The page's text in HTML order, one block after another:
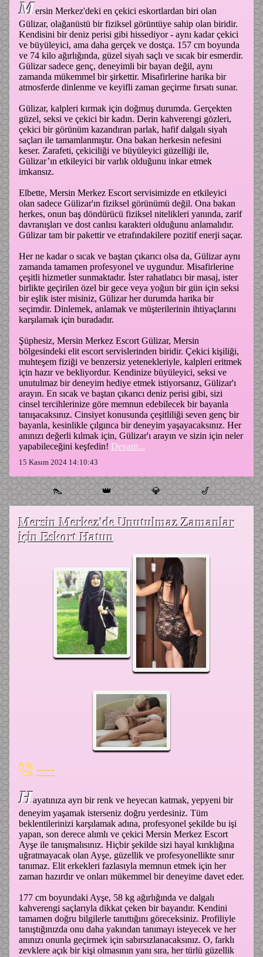
Mersin Merkez'deki en çekici eskortlardan biri olan
Gülizar, olağanüstü bir fiziksel görüntüye sahip olan biridir.
Kendisini bir deniz perisi gibi hissediyor - aynı kadar çekici
ve büyüleyici, ama daha gerçek ve dostça. 157 cm boyunda
ve 74 kilo ağırlığında, güzel siyah saçlı ve sıcak bir esmerdir.
Gülizar sadece genç, deneyimli bir bayan değil, aynı
zamanda mükemmel bir şirkettir. Misafirlerine harika bir
atmosferde dinlenme ve keyifli zaman geçirme fırsatı sunar.
Gülizar, kalpleri kırmak için doğmuş durumda. Gerçekten
güzel, seksi ve çekici bir kadın. Derin kahverengi gözleri,
çekici bir görünüm kazandıran parlak, hafif dalgalı siyah
saçları ile tamamlanmıştır. Ona bakan herkesin nefesini
keser. Zarafeti, çekiciliği ve büyüleyici güzelliği ile,
Gülizar’ın etkileyici bir varlık olduğunu inkar etmek
imkansız.
Elbette, Mersin Merkez Escort servisimizde en etkileyici
olan sadece Gülizar'ın fiziksel görünümü değil. Ona bakan
herkes, onun baş döndürücü fiziksel nitelikleri yanında, zarif
davranışları ve dost canlısı karakteri olduğunu anlamalıdır.
Gülizar tam bir pakettir ve etrafındakilere pozitif enerji saçar.
Her ne kadar o sıcak ve baştan çıkarıcı olsa da, Gülizar aynı
zamanda tamamen profesyonel ve uygundur. Misafirlerine
çeşitli hizmetler sunmaktadır. İster rahatlatıcı bir masaj, ister
birlikte geçirilen özel bir gece veya yoğun bir gün için seksi
bir eşlik ister misiniz, Gülizar her durumda harika bir
seçimdir. Dinlemek, anlamak ve müşterilerinin ihtiyaçlarını
karşılamak için buradadır.
Şüphesiz, Mersin Merkez Escort Gülizar, Mersin
bölgesindeki elit escort servislerinden biridir. Çekici kişiliği,
muhteşem fiziği ve benzersiz yetenekleriyle, kalpleri eritmek
için hazır ve bekliyordur. Kendinize büyüleyici, seksi ve
unutulmaz bir deneyim hediye etmek istiyorsanız, Gülizar'ı
arayın. En sıcak ve baştan çıkarıcı deniz perisi gibi, sizi
cinsel tercihlerinize göre memnun edebilecek bir bayanla
tanışacaksınız. Cinsiyet konusunda çeşitliliği seven genç bir
bayanla, kesinlikle çılgınca bir deneyim yaşayacaksınız. Her
anınızı değerli kılmak için, Gülizar'ı arayın ve sizin için neler
yapabileceğini keşfedin! Devam...
15 Kasım 2024 14:10:43
👠 👑 💎 🎷
Mersin Merkez'de Unutulmaz Zamanlar
için Eskort Hatun
----
Hayatınıza ayrı bir renk ve heyecan katmak, yepyeni bir
deneyim yaşamak isterseniz doğru yerdesiniz. Tüm
beklentilerinizi karşılamak adına, profesyonel şekilde bu işi
yapan, son derece alımlı ve çekici Mersin Merkez Escort
Ayşe ile tanışmalısınız. Hiçbir şekilde sizi hayal kırıklığına
uğratmayacak olan Ayşe, güzellik ve profesyonellikte sınır
tanımaz. Elit erkekleri fazlasıyla memnun etmek için her
zaman hazırdır ve onları mükemmel bir deneyime davet eder.
177 cm boyundaki Ayşe, 58 kg ağırlığında ve dalgalı
kahverengi saçlarıyla dikkat çeken bir bayandır. Kendini
tamamen doğru bilgilerle tanıttığını göreceksiniz. Profiliyle
tanıştığınızda onu daha yakından tanımayı isteyecek ve her
anınızı onunla geçirmek için sabırsızlanacaksınız. O, farklı
zevklere açık bir kişi olmasının yanı sıra, her türlü güzellik